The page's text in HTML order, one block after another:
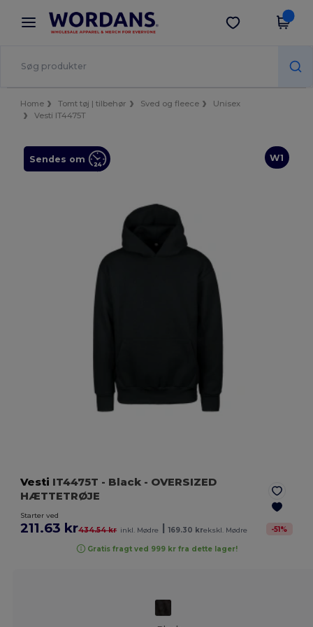
× Wordans-app
Bedre priser i appen!
Hent app
Home Tomt tøj | tilbehør Sved og fleece
Unisex
Vesti IT4475T
W1
Sendes om
Vesti IT4475T - Black - OVERSIZED
HÆTTETRØJE
Starter ved
211.63 kr434.54 kr inkl. Mødre 169.30 krekskl. Mødre -51%
Gratis fragt ved 999 kr fra dette lager!